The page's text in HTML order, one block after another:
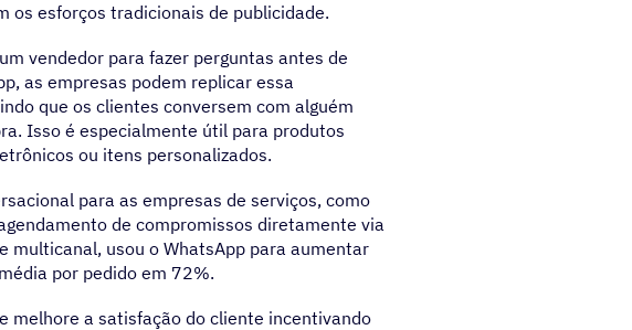
os esforços tradicionais de publicidade.
vendedor para fazer perguntas antes de
as empresas podem replicar essa
que os clientes conversem com alguém
Isso é especialmente útil para produtos
ou itens personalizados.
para as empresas de serviços, como
de compromissos diretamente via
multicanal, usou o WhatsApp para aumentar
por pedido em 72%.
melhore a satisfação do cliente incentivando